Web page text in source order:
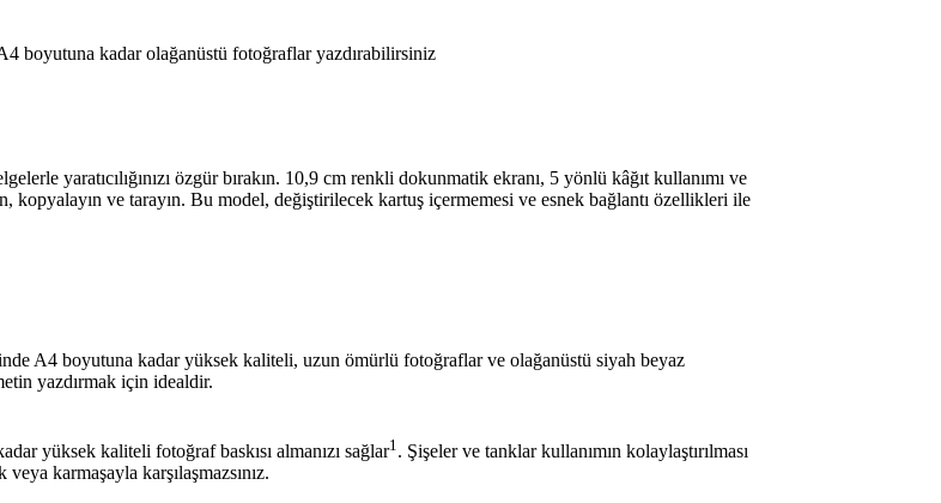
boyutuna kadar olağanüstü fotoğraflar yazdırabilirsiniz
yaratıcılığınızı özgür bırakın. 10,9 cm renkli dokunmatik ekranı, 5 yönlü kâğıt kullanımı ve
ve tarayın. Bu model, değiştirilecek kartuş içermemesi ve esnek bağlantı özellikleri ile
A4 boyutuna kadar yüksek kaliteli, uzun ömürlü fotoğraflar ve olağanüstü siyah beyaz
yazdırmak için idealdir.
yüksek kaliteli fotoğraf baskısı almanızı sağlar1 . Şişeler ve tanklar kullanımın kolaylaştırılması
karmaşayla karşılaşmazsınız.